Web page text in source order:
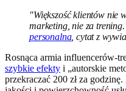
"Większość klientów nie
marketing, nie za
personalna, cytat z
Rosnąca armia influencerów-
szybkie efekty i „autorskie
przekraczać 200 zł za